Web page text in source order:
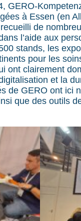
GERO-
à Essen (en
de
l’aide aux
stands, les
pour les
ont clairement
et la
de GERO ont ici
que des outils